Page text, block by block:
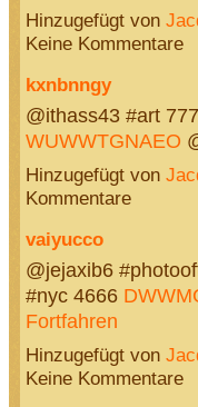
Hinzugefügt von
Keine Kommentare
kxnbnngy
@ithass43 #art
WUWWTGNAEO
Hinzugefügt von
Kommentare
vaiyucco
@jejaxib6
#nyc 4666
Fortfahren
Hinzugefügt von
Keine Kommentare